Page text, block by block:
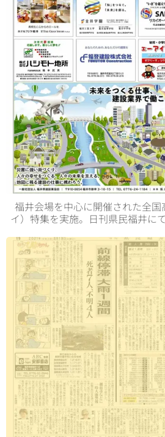
福井会場を中心に開催された全
イ）特集を実施。日刊県民福井に